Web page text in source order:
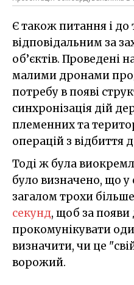
Є також питання і до
відповідальним за
об’єктів. Проведені
малими дронами
потребу в появі
синхронізація дій
племенних та
операцій з відбиття
Тоді ж була
було визначено, що у
загалом трохи
секунд, щоб за появи
прокомунікувати
визначити, чи це
ворожий.